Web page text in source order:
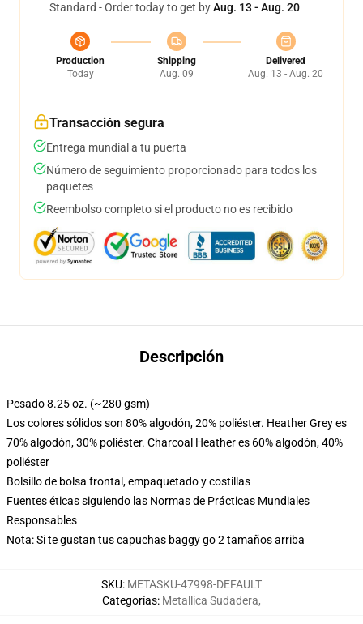
Standard - Order today to get byAug. 13 - Aug. 20
Production
Today
Shipping
Aug. 09
Delivered
Aug. 13 - Aug. 20
Transacción segura
Entrega mundial a tu puerta
Número de seguimiento proporcionado para todos los
paquetes
Reembolso completo si el producto no es recibido
Descripción
Pesado 8.25 oz. (~280 gsm)
Los colores sólidos son 80% algodón, 20% poliéster. Heather Grey es
70% algodón, 30% poliéster. Charcoal Heather es 60% algodón, 40%
poliéster
Bolsillo de bolsa frontal, empaquetado y costillas
Fuentes éticas siguiendo las Normas de Prácticas Mundiales
Responsables
Nota: Si te gustan tus capuchas baggy go 2 tamaños arriba
SKU: METASKU-47998-DEFAULT
Categorías: Metallica Sudadera,